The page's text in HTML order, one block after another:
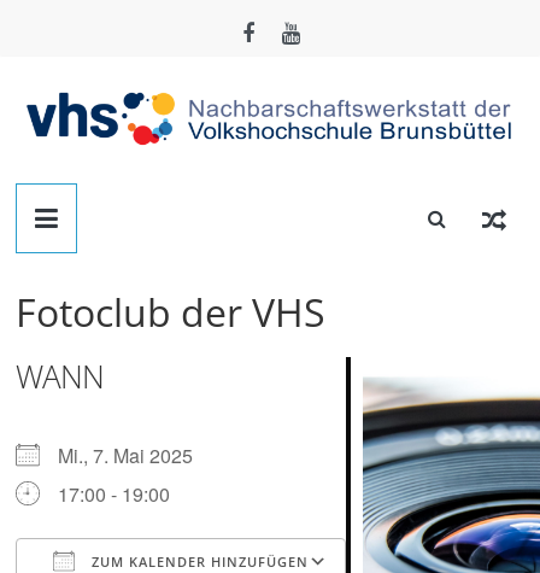
Nachbarschafts-
Werkstatt
Brunsbüttel
Der
zum
Basteln,
Tüfteln,
Digitalisieren
Fotoclub der VHS
WANN
Mi., 7. Mai 2025
17:00 - 19:00
ZUM KALENDER HINZUFÜGEN